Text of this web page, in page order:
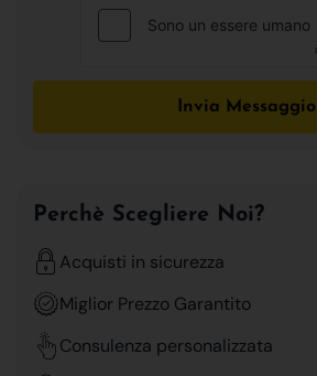
Invia Messaggio
Perchè Scegliere Noi?
Acquisti in sicurezza
Miglior Prezzo Garantito
Consulenza personalizzata